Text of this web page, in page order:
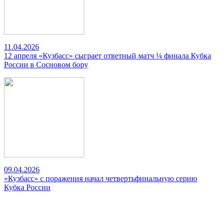
11.04.2026
12 апреля «Кузбасс» сыграет ответный матч ¼ финала Кубка
России в Сосновом бору
09.04.2026
«Кузбасс» с поражения начал четвертьфинальную серию
Кубка России